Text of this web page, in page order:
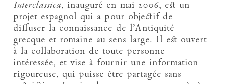
Interclassica, inauguré en mai 2006, est un
projet espagnol qui a pour objectif de
diffuser la connaissance de l’Antiquité
grecque et romaine au sens large. Il est ouvert
à la collaboration de toute personne
intéressée, et vise à fournir une information
rigoureuse, qui puisse être partagée sans